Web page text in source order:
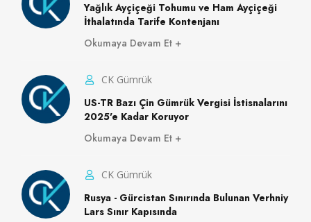
Yağlık Ayçiçeği Tohumu ve Ham Ayçiçeği
İthalatında Tarife Kontenjanı
Okumaya Devam Et
CK Gümrük
US-TR Bazı Çin Gümrük Vergisi İstisnalarını
2025'e Kadar Koruyor
Okumaya Devam Et
CK Gümrük
Rusya - Gürcistan Sınırında Bulunan Verhniy
Lars Sınır Kapısında